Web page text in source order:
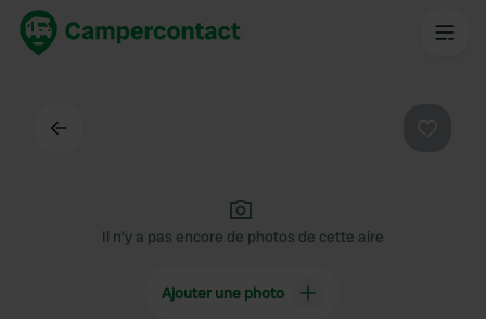
Il n'y a pas encore de photos de cette aire
Ajouter une photo